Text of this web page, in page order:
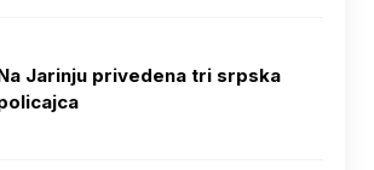
Јarinju privedena tri srpska